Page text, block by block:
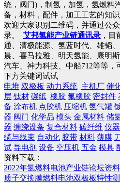
统，阀门)，制氢，加氢，氢燃料
备，材料，配件，加工工艺的知
欢迎大家识别二维码，并通过公
录。
艾邦氢能产业链通讯录 ，
通、清极能源、氢蓝时代、雄韬
晨、喜马拉雅、明天氢能、康明
汽车、神力科技、中船712等等
下方关键词试试
电堆 双极板 动力系统 主机厂 催
层 钛材 碳纸 橡胶 氟橡胶 密封件
备 涂布机 点胶机 压缩机 氢气罐
器 阀门 化学品 模头 金属材料 储
器 缠绕设备 复合材料 碳纤维 仪
缆与线束 自动化 胶带 材料 薄膜
试 导电剂 设备 空压机 五金 模具
资料下载：
2022年氢燃料电池产业链论坛资
质子交换膜燃料电池双极板特性